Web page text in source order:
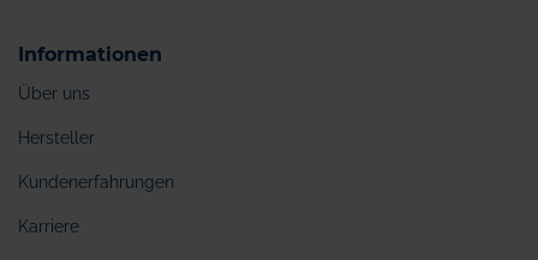
Informationen
Über uns
Hersteller
Kundenerfahrungen
Karriere